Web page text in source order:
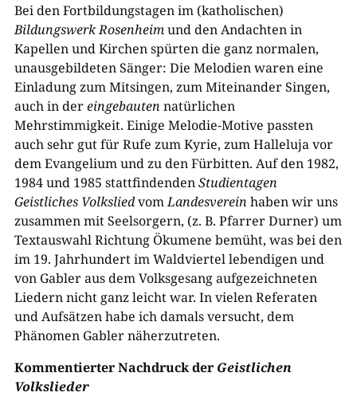
Bei den Fortbildungstagen im (katholischen)
Bildungswerk Rosenheimund den Andachten in
Kapellen und Kirchen spürten die ganz normalen,
unausgebildeten Sänger: Die Melodien waren eine
Einladung zum Mitsingen, zum Miteinander Singen,
auch in dereingebauten natürlichen
Mehrstimmigkeit. Einige Melodie-Motive passten
auch sehr gut für Rufe zum Kyrie, zum Halleluja vor
dem Evangelium und zu den Fürbitten. Auf den 1982,
1984 und 1985 stattfindendenStudientagen
Geistliches VolksliedvomLandesverein haben wir uns
zusammen mit Seelsorgern, (z. B. Pfarrer Durner) um
Textauswahl Richtung Ökumene bemüht, was bei den
im 19. Jahrhundert im Waldviertel lebendigen und
von Gabler aus dem Volksgesang aufgezeichneten
Liedern nicht ganz leicht war. In vielen Referaten
und Aufsätzen habe ich damals versucht, dem
Phänomen Gabler näherzutreten.
Kommentierter Nachdruck der Geistlichen
Volkslieder